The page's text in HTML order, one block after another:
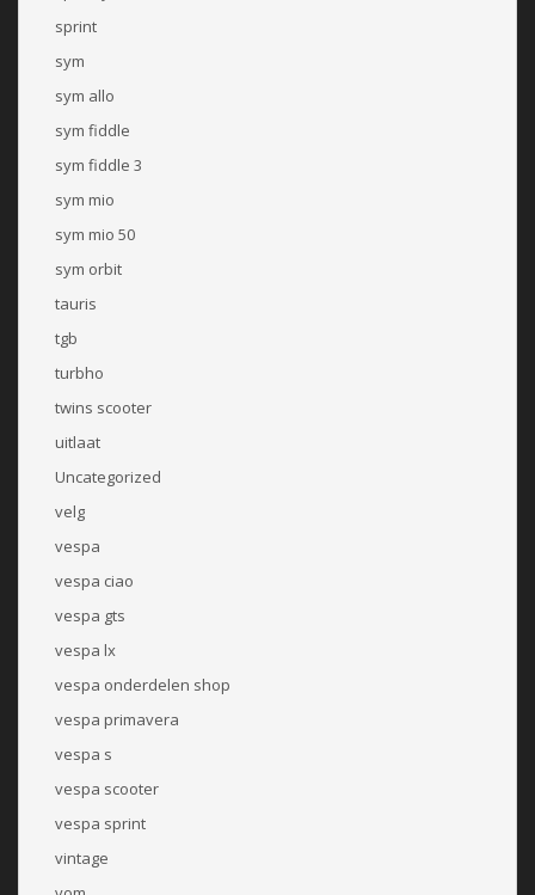
sprint
sym
sym allo
sym fiddle
sym fiddle 3
sym mio
sym mio 50
sym orbit
tauris
tgb
turbho
twins scooter
uitlaat
Uncategorized
velg
vespa
vespa ciao
vespa gts
vespa lx
vespa onderdelen shop
vespa primavera
vespa s
vespa scooter
vespa sprint
vintage